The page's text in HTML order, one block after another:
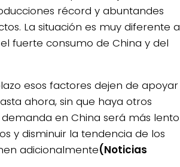
récord y abuntandes
La situación es muy diferente a
fuerte consumo de China y del
esos factores dejen de apoyar
ahora, sin que haya otros
en China será más lento
y disminuir la tendencia de los
adicionalmente(Noticias